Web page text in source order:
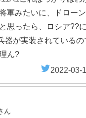
軍みたいに、ドロー
思ったら、ロシア??
器が実装されているの
ん?
2022-03-
ん